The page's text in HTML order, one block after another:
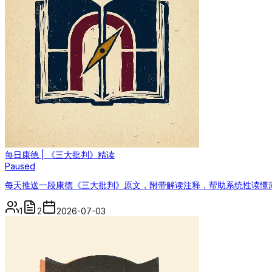
每日康德 | 《三大批判》精读
Paused
每天推送一段康德《三大批判》原文，附带解读注释，帮助系统性读懂
1 2 2026-07-03